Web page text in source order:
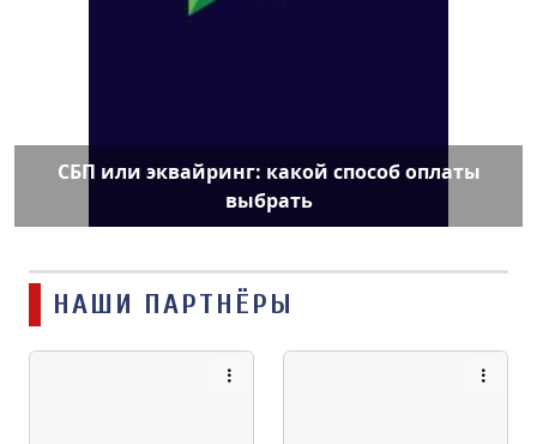
СБП или эквайринг: какой способ оплаты
выбрать
НАШИ ПАРТНЁРЫ